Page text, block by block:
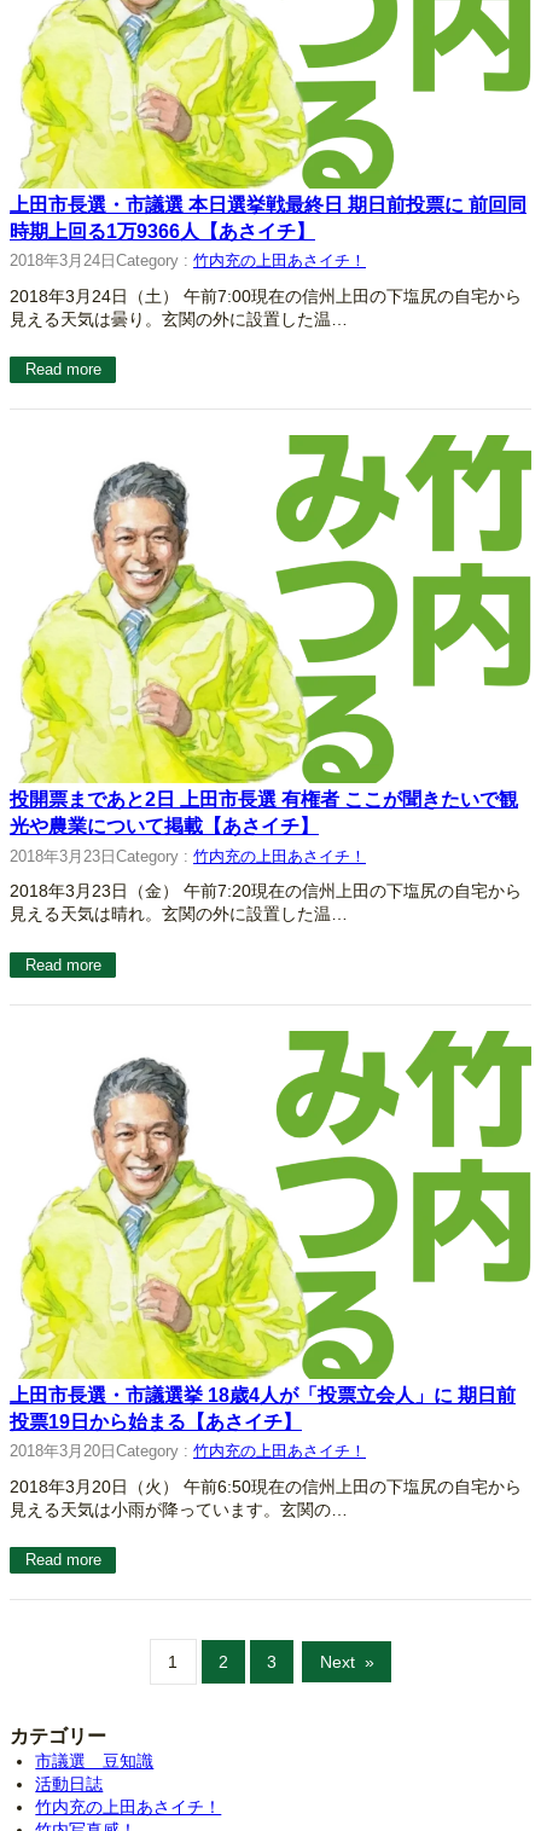
上田市長選・市議選 本日選挙戦最終日 期日前投票に 前回同
時期上回る1万9366人【あさイチ】
2018年3月24日 Category : 竹内充の上田あさイチ！
2018年3月24日（土） 午前7:00現在の信州上田の下塩尻の自宅から
見える天気は曇り。玄関の外に設置した温…
Read more
投開票まであと2日 上田市長選 有権者 ここが聞きたいで観
光や農業について掲載【あさイチ】
2018年3月23日 Category : 竹内充の上田あさイチ！
2018年3月23日（金） 午前7:20現在の信州上田の下塩尻の自宅から
見える天気は晴れ。玄関の外に設置した温…
Read more
上田市長選・市議選挙 18歳4人が「投票立会人」に 期日前
投票19日から始まる【あさイチ】
2018年3月20日 Category : 竹内充の上田あさイチ！
2018年3月20日（火） 午前6:50現在の信州上田の下塩尻の自宅から
見える天気は小雨が降っています。玄関の…
Read more
1 2 3 Next »
カテゴリー
市議選 豆知識
活動日誌
竹内充の上田あさイチ！